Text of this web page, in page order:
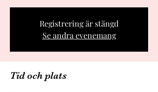
Registrering är stängd
Se andra evenemang
Tid och plats